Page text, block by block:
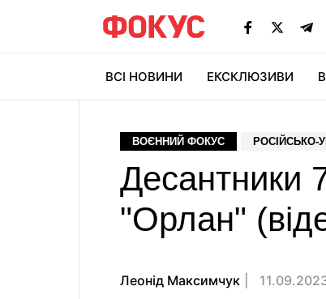
ВСІ НОВИНИ ЕКСКЛЮЗИВИ
ВОЄННИЙ ФОКУС РОСІЙСЬКО-
Десантники
"Орлан"
Леонід Максимчук